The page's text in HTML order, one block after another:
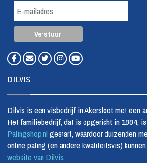
DILVIS
Dilvis is een visbedrijf in Akersloot met een
Het familiebedrijf, dat is opgericht in 1884,
Palingshop.nl gestart, waardoor duizenden
online paling (en andere kwaliteitsvis) kunnen
website van Dilvis.